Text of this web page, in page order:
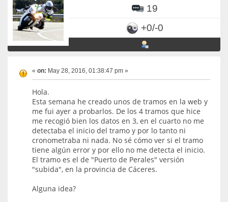
19
+0/-0
« on: May 28, 2016, 01:38:47 pm »
Hola.
Esta semana he creado unos de tramos en la web y
me fui ayer a probarlos. De los 4 tramos que hice
me recogió bien los datos en 3, en el cuarto no me
detectaba el inicio del tramo y por lo tanto ni
cronometraba ni nada. No sé cómo ver si el tramo
tiene algún error y por ello no me detecta el inicio.
El tramo es el de "Puerto de Perales" versión
"subida", en la provincia de Cáceres.
Alguna idea?